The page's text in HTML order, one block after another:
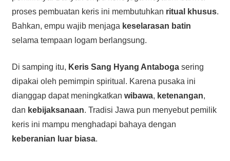
proses pembuatan keris ini membutuhkan ritual khusus.
Bahkan, empu wajib menjaga keselarasan batin
selama tempaan logam berlangsung.
Di samping itu, Keris Sang Hyang Antabogasering
dipakai oleh pemimpin spiritual. Karena pusaka ini
dianggap dapat meningkatkan wibawa, ketenangan,
dan kebijaksanaan. Tradisi Jawa pun menyebut pemilik
keris ini mampu menghadapi bahaya dengan
keberanian luar biasa.